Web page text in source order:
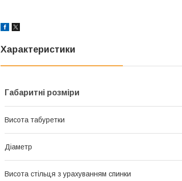
Характеристики
Габаритні розміри
Висота табуретки
Діаметр
Висота стільця з урахуванням спинки